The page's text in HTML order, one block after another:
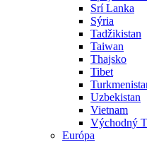
Srí Lanka
Sýria
Tadžikistan
Taiwan
Thajsko
Tibet
Uzbekistan
Vietnam
Východný
Európa